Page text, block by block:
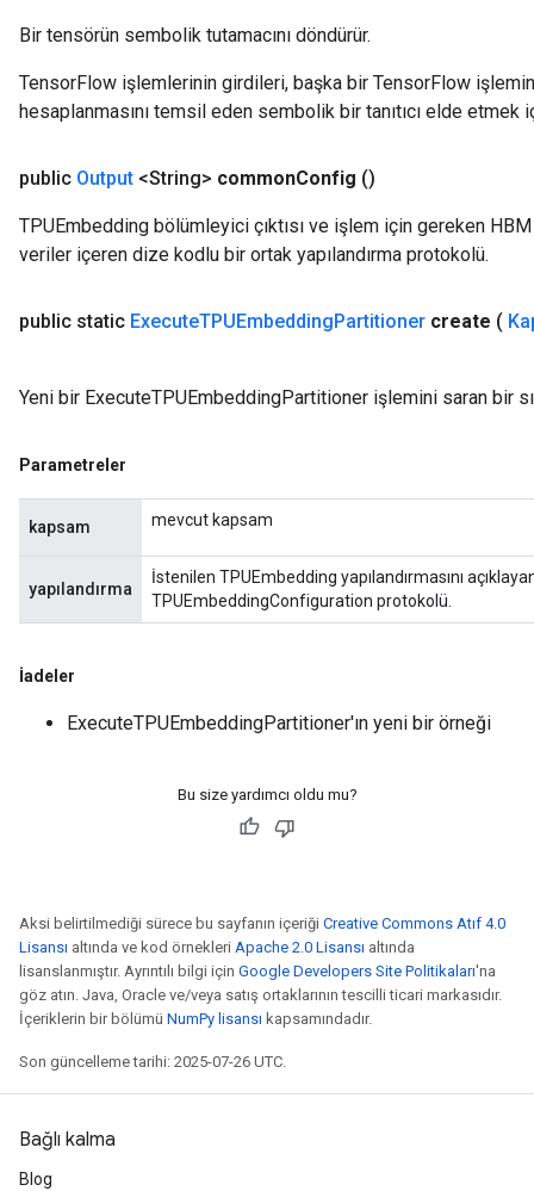
Bir tensörün sembolik tutamacını döndürür.
TensorFlow işlemlerinin girdileri, başka bir TensorFlow
hesaplanmasını temsil eden sembolik bir tanıtıcı elde etmek
public Output <String> commonConfig ()
TPUEmbedding bölümleyici çıktısı ve işlem için gereken
veriler içeren dize kodlu bir ortak yapılandırma protokolü.
public static ExecuteTPUEmbeddingPartitioner create (
Yeni bir ExecuteTPUEmbeddingPartitioner işlemini saran bir
Parametreler
kapsam mevcut kapsam
yapılandırma
İstenilen TPUEmbedding yapılandırmasını
TPUEmbeddingConfiguration protokolü.
İadeler
ExecuteTPUEmbeddingPartitioner'ın yeni bir örneği
Bu size yardımcı oldu mu?
Aksi belirtilmediği sürece bu sayfanın içeriği Creative Commons Atıf 4.0
Lisansı altında ve kod örnekleri Apache 2.0 Lisansı altında
lisanslanmıştır. Ayrıntılı bilgi için Google Developers Site Politikaları'na
göz atın. Java, Oracle ve/veya satış ortaklarının tescilli ticari markasıdır.
İçeriklerin bir bölümü NumPy lisansı kapsamındadır.
Son güncelleme tarihi: 2025-07-26 UTC.
Bağlı kalma
Blog